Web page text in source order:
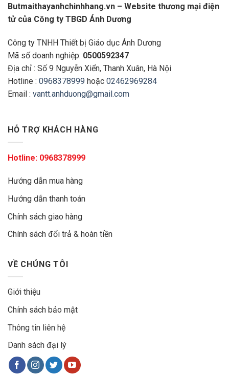
Butmaithayanhchinhhang.vn – Website thương mại điện
tử của Công ty TBGD Ánh Dương
Công ty TNHH Thiết bị Giáo dục Ánh Dương
Mã số doanh nghiệp: 0500592347
Địa chỉ : Số 9 Nguyễn Xiển, Thanh Xuân, Hà Nội
Hotline : 0968378999 hoặc 02462969284
Email : vantt.anhduong@gmail.com
HỖ TRỢ KHÁCH HÀNG
Hotline: 0968378999
Hướng dẫn mua hàng
Hướng dẫn thanh toán
Chính sách giao hàng
Chính sách đổi trả & hoàn tiền
VỀ CHÚNG TÔI
Giới thiệu
Chính sách bảo mật
Thông tin liên hệ
Danh sách đại lý